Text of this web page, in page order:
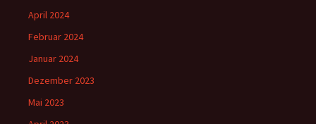
April 2024
Februar 2024
Januar 2024
Dezember 2023
Mai 2023